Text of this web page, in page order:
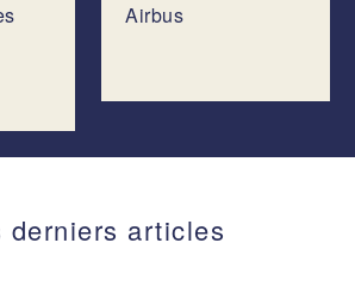
Airbus
derniers articles